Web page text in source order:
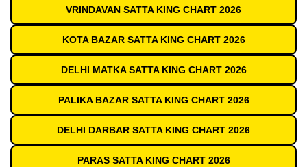
VRINDAVAN SATTA KING CHART 2026
KOTA BAZAR SATTA KING CHART 2026
DELHI MATKA SATTA KING CHART 2026
PALIKA BAZAR SATTA KING CHART 2026
DELHI DARBAR SATTA KING CHART 2026
PARAS SATTA KING CHART 2026